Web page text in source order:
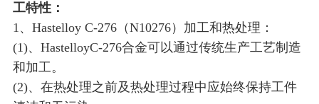
工特性：
1、Hastelloy C-276（N10276）加工和热处理：
(1)、HastelloyC-276合金可以通过传统生产工艺制造
和加工。
(2)、在热处理之前及热处理过程中应始终保持工件